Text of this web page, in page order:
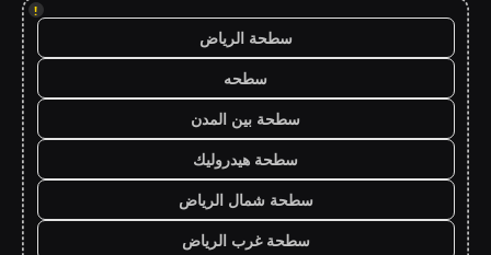
!
سطحة الرياض
سطحه
سطحة بين المدن
سطحة هيدروليك
سطحة شمال الرياض
سطحة غرب الرياض